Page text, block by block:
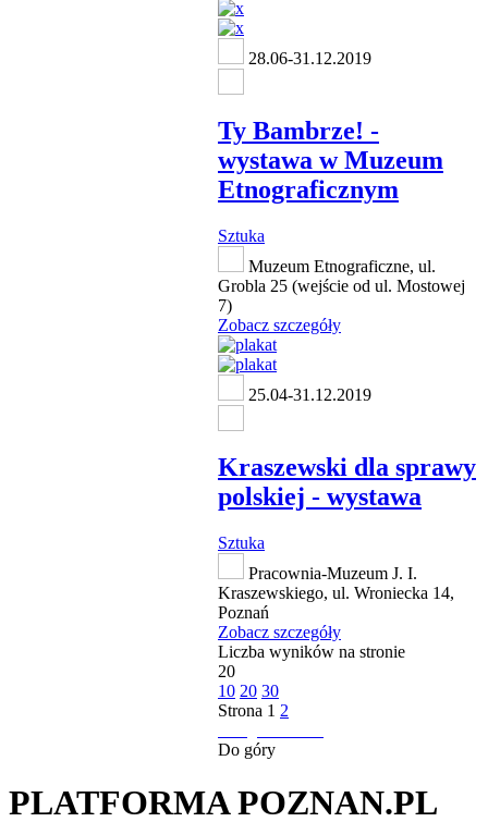
28.06-31.12.2019
Ty Bambrze! -
wystawa w Muzeum
Etnograficznym
Sztuka
Muzeum Etnograficzne, ul.
Grobla 25 (wejście od ul. Mostowej
7)
Zobacz szczegóły
25.04-31.12.2019
Kraszewski dla sprawy
polskiej - wystawa
Sztuka
Pracownia-Muzeum J. I.
Kraszewskiego, ul. Wroniecka 14,
Poznań
Zobacz szczegóły
Liczba wyników na stronie
20
10 20 30
Strona 1 2
Do góry
PLATFORMA POZNAN.PL